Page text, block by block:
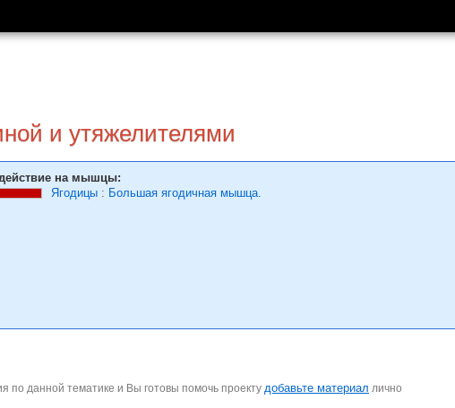
и утяжелителями
на мышцы:
Ягодицы : Большая ягодичная мышца.
по данной тематике и Вы готовы помочь проекту добавьте материал лично